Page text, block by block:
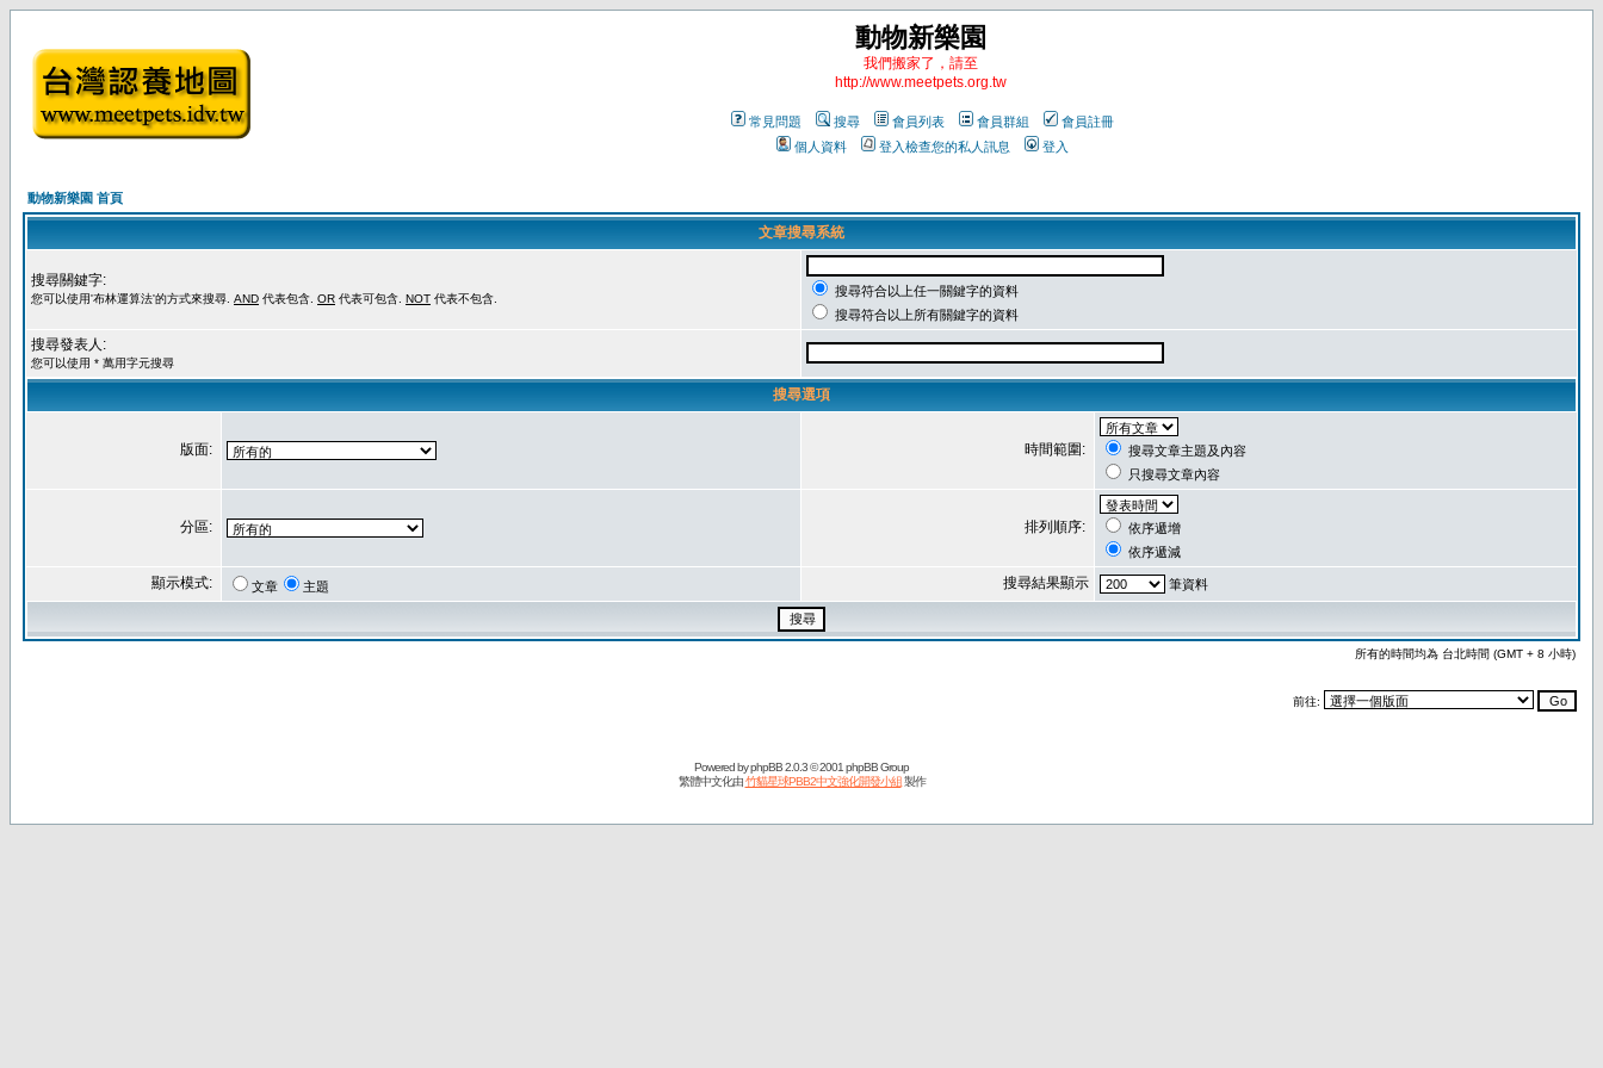
動物新樂園
我們搬家了，請至
http://www.meetpets.org.tw
常見問題 搜尋 會員列表 會員群組
會員註冊
個人資料
登入檢查您的私人訊息 登入
動物新樂園 首頁
文章搜尋系統
搜尋關鍵字:
您可以使用'布林運算法'的方式來搜尋. AND 代表包含. OR 代表可包含. NOT 代表不包含.
搜尋符合以上任一關鍵字的資料
搜尋符合以上所有關鍵字的資料
搜尋發表人:
您可以使用 * 萬用字元搜尋
搜尋選項
版面: 時間範圍:
搜尋文章主題及內容
只搜尋文章內容
分區: 排列順序:
依序遞增
依序遞減
顯示模式: 文章 主題 搜尋結果顯示 筆資料
所有的時間均為 台北時間 (GMT + 8 小時)
前往:
Powered byphpBB2.0.3 © 2001 phpBB Group
繁體中文化由竹貓星球PBB2中文強化開發小組製作